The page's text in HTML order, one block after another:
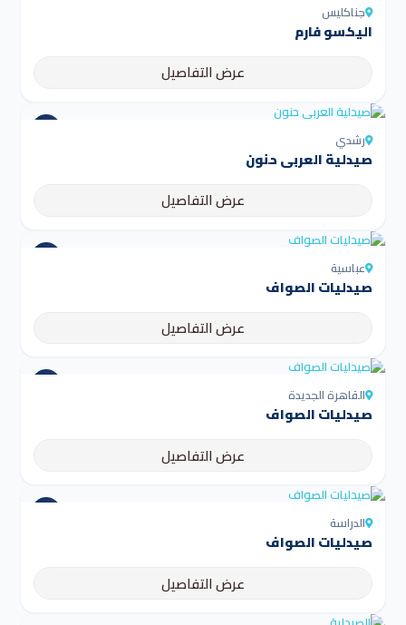
جناكليس
اليكسو فارم
عرض التفاصيل
رشدي
صيدلية العربى حنون
عرض التفاصيل
عباسية
صيدليات الصواف
عرض التفاصيل
القاهرة الجديدة
صيدليات الصواف
عرض التفاصيل
الدراسة
صيدليات الصواف
عرض التفاصيل